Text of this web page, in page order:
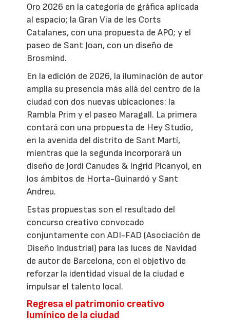
Oro 2026 en la categoría de gráfica aplicada
al espacio; la Gran Via de les Corts
Catalanes, con una propuesta de APO; y el
paseo de Sant Joan, con un diseño de
Brosmind.
En la edición de 2026, la iluminación de autor
amplía su presencia más allá del centro de la
ciudad con dos nuevas ubicaciones: la
Rambla Prim y el paseo Maragall. La primera
contará con una propuesta de Hey Studio,
en la avenida del distrito de Sant Martí,
mientras que la segunda incorporará un
diseño de Jordi Canudes & Ingrid Picanyol, en
los ámbitos de Horta-Guinardó y Sant
Andreu.
Estas propuestas son el resultado del
concurso creativo convocado
conjuntamente con ADI-FAD (Asociación de
Diseño Industrial) para las luces de Navidad
de autor de Barcelona, con el objetivo de
reforzar la identidad visual de la ciudad e
impulsar el talento local.
Regresa el patrimonio creativo
lumínico de la ciudad